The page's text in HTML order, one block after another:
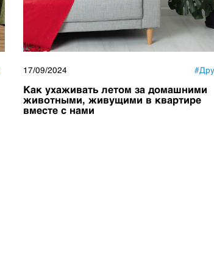
17/09/2024 #
Как ухаживать летом за домашними
животными, живущими в квартире
вместе с нами